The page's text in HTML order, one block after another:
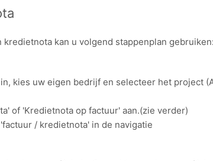
kredietnota kan u volgend stappenplan gebruiken:
kies uw eigen bedrijf en selecteer het project
of 'Kredietnota op factuur' aan.(zie verder)
/ kredietnota' in de navigatie